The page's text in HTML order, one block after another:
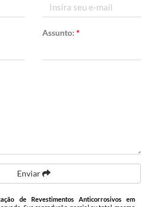
Assunto: *
Enviar
de Revestimentos Anticorrosivos em